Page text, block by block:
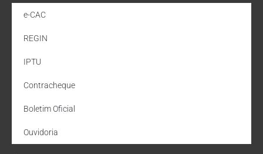
e-CAC
REGIN
IPTU
Contracheque
Boletim Oficial
Ouvidoria